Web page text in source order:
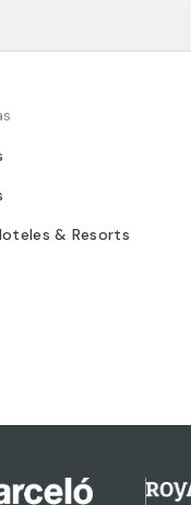
& Resorts